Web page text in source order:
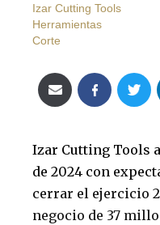
Izar Cutting Tools
Herramientas
Corte
Izar Cutting Tools
de 2024 con
cerrar el ejercicio
negocio de 37